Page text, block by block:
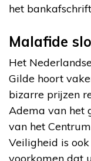
het
Malafide
Het
Gilde hoort
bizarre prijzen
Adema van het
van het
Veiligheid is
voorkomen dat